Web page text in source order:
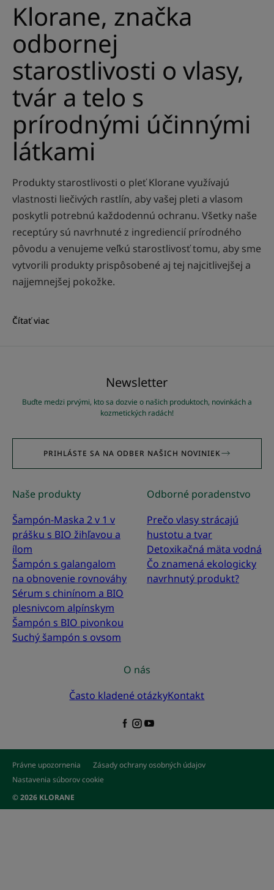
Klorane, značka
odbornej
starostlivosti o vlasy,
tvár a telo s
prírodnými účinnými
látkami
Produkty starostlivosti o pleť Klorane využívajú
vlastnosti liečivých rastlín, aby vašej pleti a vlasom
poskytli potrebnú každodennú ochranu. Všetky naše
receptúry sú navrhnuté z ingrediencií prírodného
pôvodu a venujeme veľkú starostlivosť tomu, aby sme
vytvorili produkty prispôsobené aj tej najcitlivejšej a
najjemnejšej pokožke.
Čítať viac
Newsletter
Buďte medzi prvými, kto sa dozvie o našich produktoch, novinkách a
kozmetických radách!
PRIHLÁSTE SA NA ODBER NAŠICH NOVINIEK
Naše produkty
Šampón-Maska 2 v 1 v
prášku s BIO žihľavou a
ílom
Šampón s galangalom
na obnovenie rovnováhy
Sérum s chinínom a BIO
plesnivcom alpínskym
Šampón s BIO pivonkou
Suchý šampón s ovsom
Odborné poradenstvo
Prečo vlasy strácajú
hustotu a tvar
Detoxikačná mäta vodná
Čo znamená ekologicky
navrhnutý produkt?
O nás
Často kladené otázkyKontakt
Právne upozornenia
Zásady ochrany osobných údajov
Nastavenia súborov cookie
© 2026 KLORANE